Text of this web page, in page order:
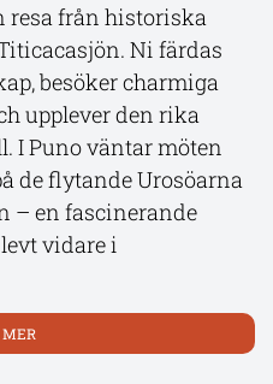
resa från historiska
Ni färdas
besöker charmiga
upplever den rika
I Puno väntar möten
de flytande Urosöarna
– en fascinerande
vidare i
ni de historiska såväl
Lima och besöker
Santo Domingo-
Dag två bjuder på en
stadsdelen
15 olika peruanska
choklad, medan ni lär
kultur.
över de gåtfulla
figurer inristade i
Beundra
rika djurlivet vid
pingviner,